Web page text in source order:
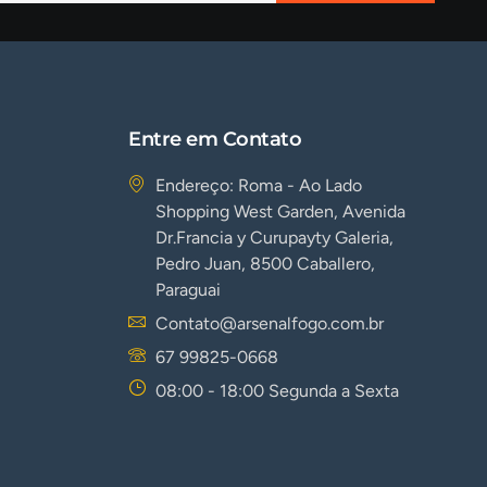
Entre em Contato
Endereço: Roma - Ao Lado
Shopping West Garden, Avenida
Dr.Francia y Curupayty Galeria,
Pedro Juan, 8500 Caballero,
Paraguai
Contato@arsenalfogo.com.br
67 99825-0668
08:00 - 18:00 Segunda a Sexta